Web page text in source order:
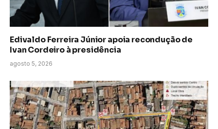
Edivaldo Ferreira Júnior apoia recondução de
Ivan Cordeiro à presidência
agosto 5, 2026